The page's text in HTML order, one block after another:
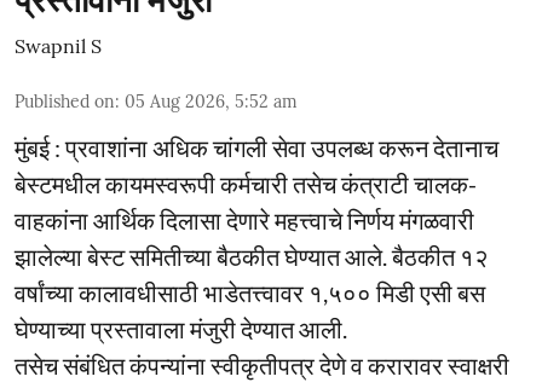
Swapnil S
Published on: 05 Aug 2026, 5:52 am
मुंबई : प्रवाशांना अधिक चांगली सेवा उपलब्ध करून देतानाच
बेस्टमधील कायमस्वरूपी कर्मचारी तसेच कंत्राटी चालक-
वाहकांना आर्थिक दिलासा देणारे महत्त्वाचे निर्णय मंगळवारी
झालेल्या बेस्ट समितीच्या बैठकीत घेण्यात आले. बैठकीत १२
वर्षांच्या कालावधीसाठी भाडेतत्त्वावर १,५०० मिडी एसी बस
घेण्याच्या प्रस्तावाला मंजुरी देण्यात आली.
तसेच संबंधित कंपन्यांना स्वीकृतीपत्र देणे व करारावर स्वाक्षरी